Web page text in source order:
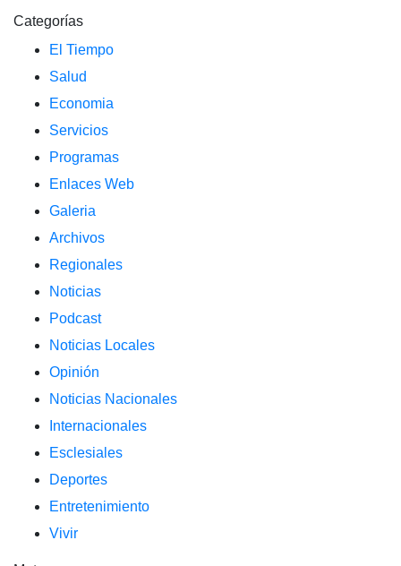
Categorías
El Tiempo
Salud
Economia
Servicios
Programas
Enlaces Web
Galeria
Archivos
Regionales
Noticias
Podcast
Noticias Locales
Opinión
Noticias Nacionales
Internacionales
Esclesiales
Deportes
Entretenimiento
Vivir